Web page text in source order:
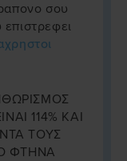
σου
114% ΚΑΙ
ΤΟΥΣ
ΦΤΗΝΑ